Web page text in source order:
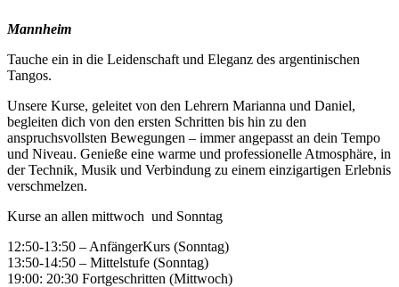
Mannheim
Tauche ein in die Leidenschaft und Eleganz des argentinischen
Tangos.
Unsere Kurse, geleitet von den Lehrern Marianna und Daniel,
begleiten dich von den ersten Schritten bis hin zu den
anspruchsvollsten Bewegungen – immer angepasst an dein Tempo
und Niveau. Genieße eine warme und professionelle Atmosphäre, in
der Technik, Musik und Verbindung zu einem einzigartigen Erlebnis
verschmelzen.
Kurse an allen mittwoch und Sonntag
12:50-13:50 – AnfängerKurs (Sonntag)
13:50-14:50 – Mittelstufe (Sonntag)
19:00: 20:30 Fortgeschritten (Mittwoch)